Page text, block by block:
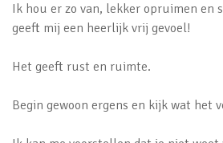
Ik hou er zo van, lekker opruimen en
geeft mij een heerlijk vrij gevoel!
Het geeft rust en ruimte.
Begin gewoon ergens en kijk wat het